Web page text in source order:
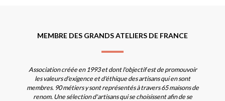
MEMBRE DES GRANDS ATELIERS DE FRANCE
Association créée en 1993 et dont l'objectif est de promouvoir
les valeurs d'exigence et d'éthique des artisans qui en sont
membres. 90 métiers y sont représentés à travers 65 maisons de
renom. Une sélection d'artisans qui se choisissent afin de se